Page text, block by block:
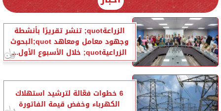
الزراعةquot; تنشر تقريرًا بأنشطة
وجهود معامل ومعاهد quot;البحوث
الزراعيةquot; خلال الأسبوع الأول...
6 خطوات فعّالة لترشيد استهلاك
الكهرباء وخفض قيمة الفاتورة